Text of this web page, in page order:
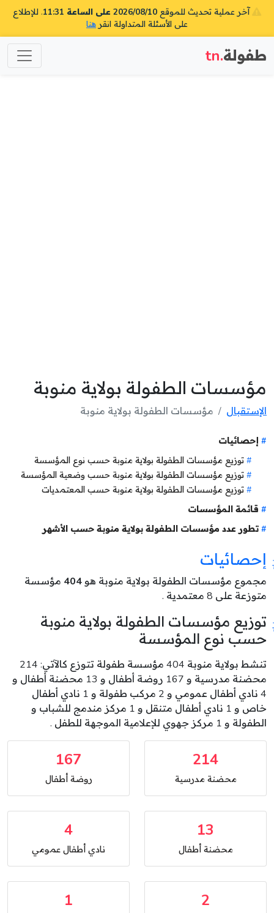
آخر عملية تحديث للموقع 2026/08/10 على الساعة 11:31
. للإطلاع
على الأسئلة المتداولة انقر هنا
طفولة.tn
مؤسسات الطفولة بولاية منوبة
الإستقبال مؤسسات الطفولة بولاية منوبة
إحصائيات
توزيع مؤسسات الطفولة بولاية منوبة حسب نوع المؤسسة
توزيع مؤسسات الطفولة بولاية منوبة حسب وضعية المؤسسة
توزيع مؤسسات الطفولة بولاية منوبة حسب المعتمديات
قائمة المؤسسات
تطور عدد مؤسسات الطفولة بولاية منوبة حسب الأشهر
إحصائيات
مجموع مؤسسات الطفولة بولاية منوبة هو 404 مؤسسة
متوزعة على 8 معتمدية .
توزيع مؤسسات الطفولة بولاية منوبة
حسب نوع المؤسسة
تنشط بولاية منوبة 404 مؤسسة طفولة تتوزع كالآتي: 214
محضنة مدرسية و 167 روضة أطفال و 13 محضنة أطفال و
4 نادي أطفال عمومي و 2 مركب طفولة و 1 نادي أطفال
خاص و 1 نادي أطفال متنقل و 1 مركز مندمج للشباب و
الطفولة و 1 مركز جهوي للإعلامية الموجهة للطفل .
214
محضنة مدرسية
167
روضة أطفال
13
محضنة أطفال
4
نادي أطفال عمومي
2
1